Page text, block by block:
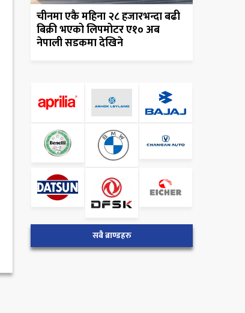
चीनमा एकै महिना २८ हजारभन्दा बढी
बिक्री भएको लिपमोटर ए१० अब
नेपाली सडकमा देखिने
सबै ब्राण्डहरु